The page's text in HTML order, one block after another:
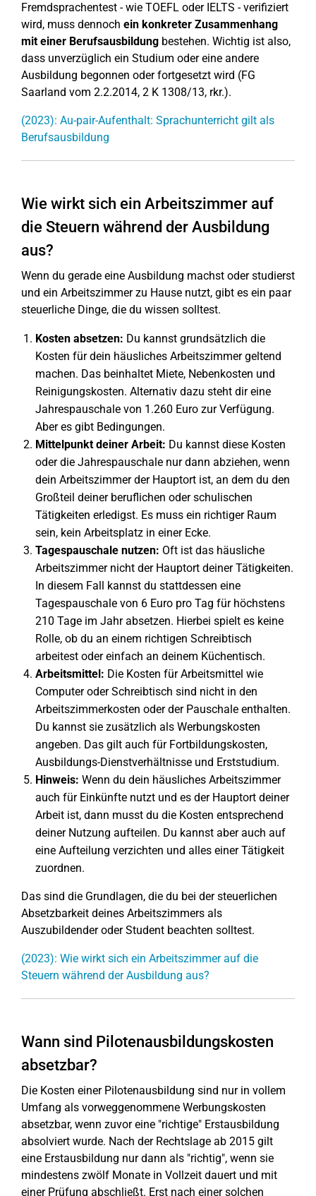
Fremdsprachentest - wie TOEFL oder IELTS - verifiziert
wird, muss dennoch ein konkreter Zusammenhang
mit einer Berufsausbildung bestehen. Wichtig ist also,
dass unverzüglich ein Studium oder eine andere
Ausbildung begonnen oder fortgesetzt wird (FG
Saarland vom 2.2.2014, 2 K 1308/13, rkr.).
(2023): Au-pair-Aufenthalt: Sprachunterricht gilt als
Berufsausbildung
Wie wirkt sich ein Arbeitszimmer auf
die Steuern während der Ausbildung
aus?
Wenn du gerade eine Ausbildung machst oder studierst
und ein Arbeitszimmer zu Hause nutzt, gibt es ein paar
steuerliche Dinge, die du wissen solltest.
Kosten absetzen: Du kannst grundsätzlich die
Kosten für dein häusliches Arbeitszimmer geltend
machen. Das beinhaltet Miete, Nebenkosten und
Reinigungskosten. Alternativ dazu steht dir eine
Jahrespauschale von 1.260 Euro zur Verfügung.
Aber es gibt Bedingungen.
Mittelpunkt deiner Arbeit: Du kannst diese Kosten
oder die Jahrespauschale nur dann abziehen, wenn
dein Arbeitszimmer der Hauptort ist, an dem du den
Großteil deiner beruflichen oder schulischen
Tätigkeiten erledigst. Es muss ein richtiger Raum
sein, kein Arbeitsplatz in einer Ecke.
Tagespauschale nutzen: Oft ist das häusliche
Arbeitszimmer nicht der Hauptort deiner Tätigkeiten.
In diesem Fall kannst du stattdessen eine
Tagespauschale von 6 Euro pro Tag für höchstens
210 Tage im Jahr absetzen. Hierbei spielt es keine
Rolle, ob du an einem richtigen Schreibtisch
arbeitest oder einfach an deinem Küchentisch.
Arbeitsmittel: Die Kosten für Arbeitsmittel wie
Computer oder Schreibtisch sind nicht in den
Arbeitszimmerkosten oder der Pauschale enthalten.
Du kannst sie zusätzlich als Werbungskosten
angeben. Das gilt auch für Fortbildungskosten,
Ausbildungs-Dienstverhältnisse und Erststudium.
Hinweis: Wenn du dein häusliches Arbeitszimmer
auch für Einkünfte nutzt und es der Hauptort deiner
Arbeit ist, dann musst du die Kosten entsprechend
deiner Nutzung aufteilen. Du kannst aber auch auf
eine Aufteilung verzichten und alles einer Tätigkeit
zuordnen.
Das sind die Grundlagen, die du bei der steuerlichen
Absetzbarkeit deines Arbeitszimmers als
Auszubildender oder Student beachten solltest.
(2023): Wie wirkt sich ein Arbeitszimmer auf die
Steuern während der Ausbildung aus?
Wann sind Pilotenausbildungskosten
absetzbar?
Die Kosten einer Pilotenausbildung sind nur in vollem
Umfang als vorweggenommene Werbungskosten
absetzbar, wenn zuvor eine "richtige" Erstausbildung
absolviert wurde. Nach der Rechtslage ab 2015 gilt
eine Erstausbildung nur dann als "richtig", wenn sie
mindestens zwölf Monate in Vollzeit dauert und mit
einer Prüfung abschließt. Erst nach einer solchen